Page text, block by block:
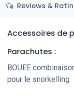
Reviews &
Accessoires de
Parachutes :
BOUEE
pour le snorkelling